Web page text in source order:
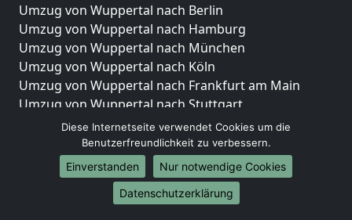
Umzug von Wuppertal nach Berlin
Umzug von Wuppertal nach Hamburg
Umzug von Wuppertal nach München
Umzug von Wuppertal nach Köln
Umzug von Wuppertal nach Frankfurt am Main
Umzug von Wuppertal nach Stuttgart
Umzug von Wuppertal nach Düsseldorf
Umzug von Wuppertal nach Leipzig
Umzug von Wuppertal nach Dortmund
Umzug von Wuppertal nach Essen
Umzug von Wuppertal nach Bremen
Diese Internetseite verwendet Cookies um die
Benutzerfreundlichkeit zu verbessern.
Einverstanden
Nur notwendige Cookies
Datenschutzerklärung